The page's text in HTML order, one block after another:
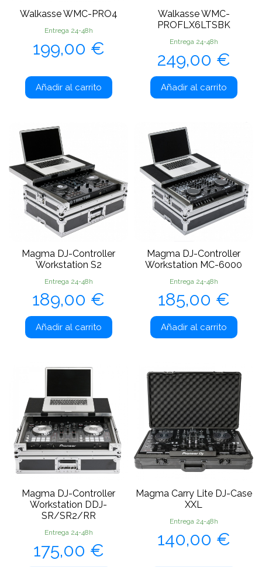
Walkasse WMC-PRO4
Entrega 24-48h
Precio
199,00 €
Añadir al carrito
Walkasse WMC-
PROFLX6LTSBK
Entrega 24-48h
Precio
249,00 €
Añadir al carrito
Magma DJ-Controller
Workstation S2
Entrega 24-48h
Precio
189,00 €
Añadir al carrito
Magma DJ-Controller
Workstation MC-6000
Entrega 24-48h
Precio
185,00 €
Añadir al carrito
Magma DJ-Controller
Workstation DDJ-
SR/SR2/RR
Entrega 24-48h
Precio
175,00 €
Magma Carry Lite DJ-Case
XXL
Entrega 24-48h
Precio
140,00 €